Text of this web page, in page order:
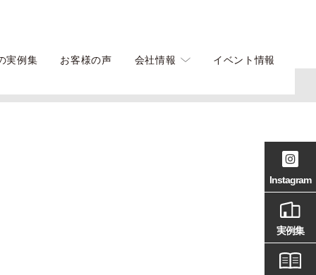
実例集 お客様の声 会社情報 イベント情報
Instagram
実例集